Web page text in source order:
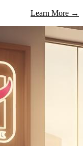
Learn More →